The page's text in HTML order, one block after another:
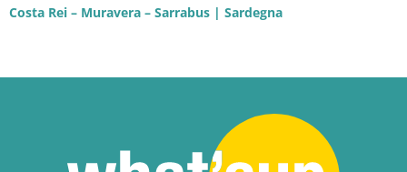
Costa Rei – Muravera – Sarrabus | Sardegna